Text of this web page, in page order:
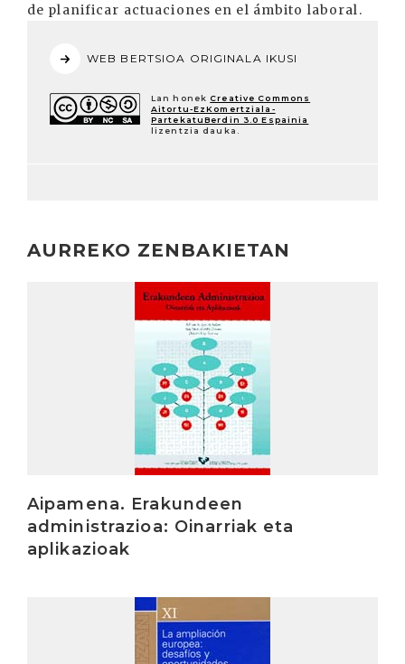
de planificar actuaciones en el ámbito laboral.
WEB BERTSIOA ORIGINALA IKUSI
Lan honek Creative Commons
Aitortu-EzKomertziala-
PartekatuBerdin 3.0 Espainia
lizentzia dauka.
AURREKO ZENBAKIETAN
Aipamena. Erakundeen
administrazioa: Oinarriak eta
aplikazioak